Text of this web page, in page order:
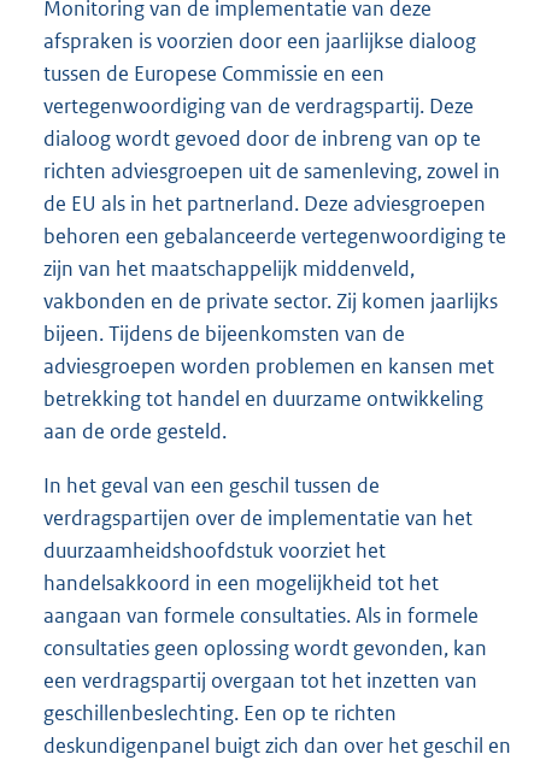
Monitoring van de implementatie van deze
afspraken is voorzien door een jaarlijkse dialoog
tussen de Europese Commissie en een
vertegenwoordiging van de verdragspartij. Deze
dialoog wordt gevoed door de inbreng van op te
richten adviesgroepen uit de samenleving, zowel in
de EU als in het partnerland. Deze adviesgroepen
behoren een gebalanceerde vertegenwoordiging te
zijn van het maatschappelijk middenveld,
vakbonden en de private sector. Zij komen jaarlijks
bijeen. Tijdens de bijeenkomsten van de
adviesgroepen worden problemen en kansen met
betrekking tot handel en duurzame ontwikkeling
aan de orde gesteld.
In het geval van een geschil tussen de
verdragspartijen over de implementatie van het
duurzaamheidshoofdstuk voorziet het
handelsakkoord in een mogelijkheid tot het
aangaan van formele consultaties. Als in formele
consultaties geen oplossing wordt gevonden, kan
een verdragspartij overgaan tot het inzetten van
geschillenbeslechting. Een op te richten
deskundigenpanel buigt zich dan over het geschil en